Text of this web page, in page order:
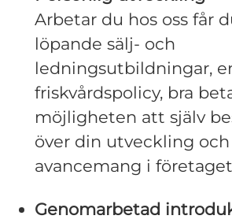
Arbetar du hos oss får
löpande sälj- och
ledningsutbildningar,
friskvårdspolicy, bra
möjligheten att själv
över din utveckling och
avancemang i
Genomarbetad